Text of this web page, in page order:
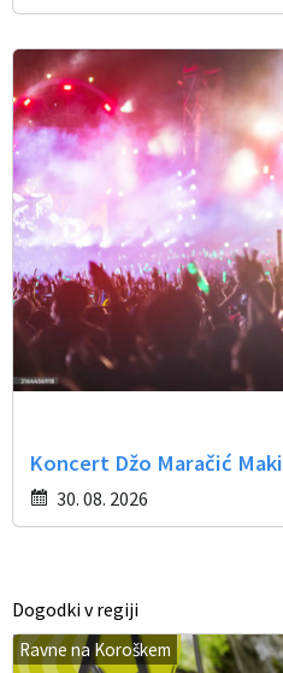
Koncert Džo Maračić Maki
30. 08. 2026
Dogodki v regiji
Ravne na Koroškem